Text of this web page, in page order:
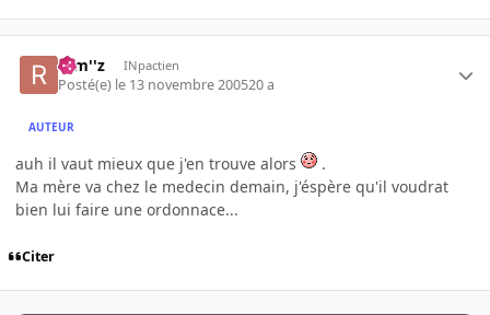
rem''z INpactien
Posté(e) le 13 novembre 200520 a
AUTEUR
auh il vaut mieux que j'en trouve alors
.
Ma mère va chez le medecin demain, j'éspère qu'il voudrat
bien lui faire une ordonnace...
Citer